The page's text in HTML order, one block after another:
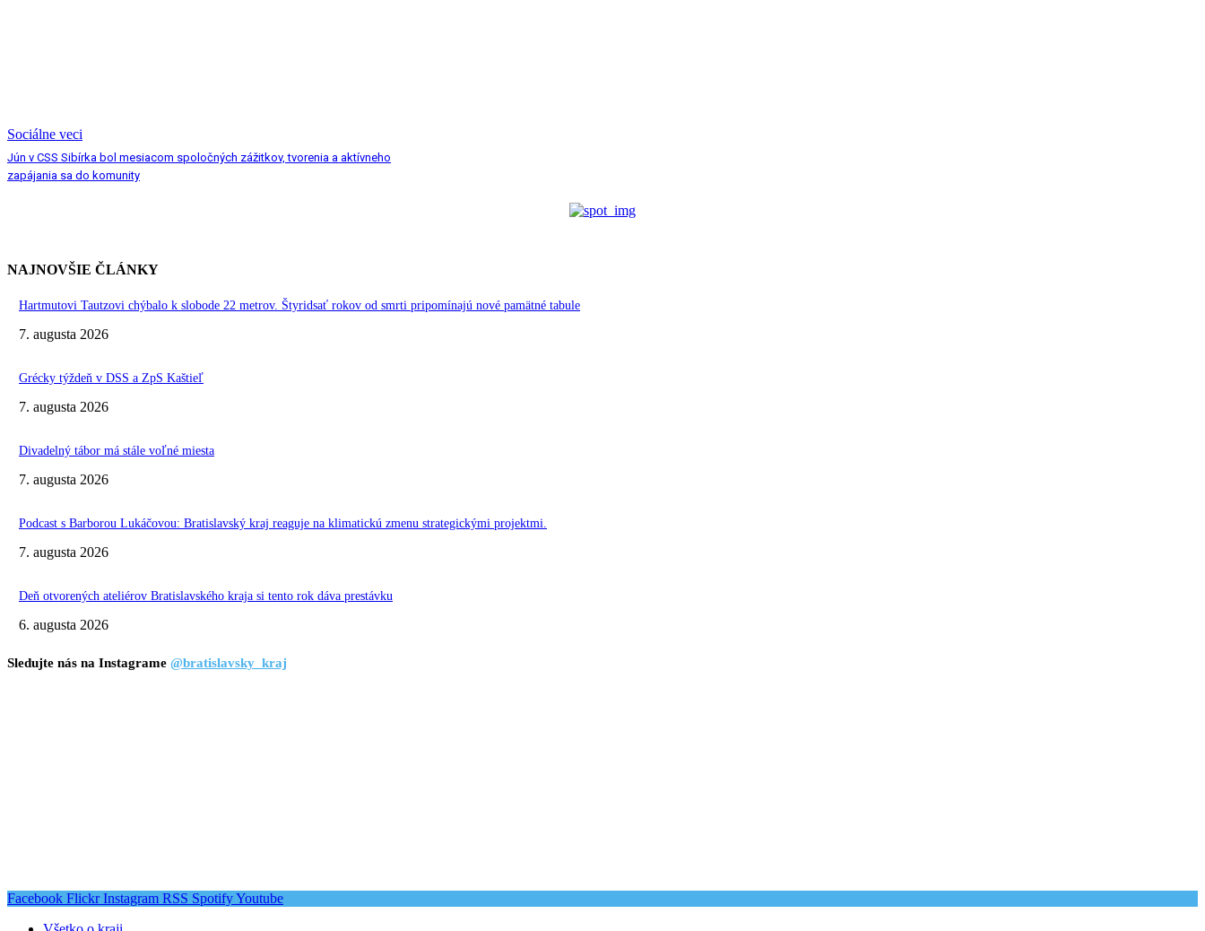
Sociálne veci
Jún v CSS Sibírka bol mesiacom spoločných zážitkov, tvorenia a aktívneho
zapájania sa do komunity
NAJNOVŠIE ČLÁNKY
Hartmutovi Tautzovi chýbalo k slobode 22 metrov. Štyridsať rokov od smrti pripomínajú nové pamätné tabule
7. augusta 2026
Grécky týždeň v DSS a ZpS Kaštieľ
7. augusta 2026
Divadelný tábor má stále voľné miesta
7. augusta 2026
Podcast s Barborou Lukáčovou: Bratislavský kraj reaguje na klimatickú zmenu strategickými projektmi.
7. augusta 2026
Deň otvorených ateliérov Bratislavského kraja si tento rok dáva prestávku
6. augusta 2026
Sledujte nás na Instagrame @bratislavsky_kraj
Facebook Flickr Instagram RSS SpotifyYoutube